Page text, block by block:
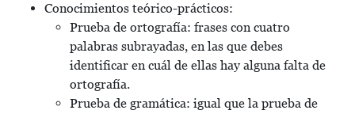
Conocimientos teórico-prácticos:
Prueba de ortografía: frases con cuatro
palabras subrayadas, en las que debes
identificar en cuál de ellas hay alguna falta de
ortografía.
Prueba de gramática: igual que la prueba de